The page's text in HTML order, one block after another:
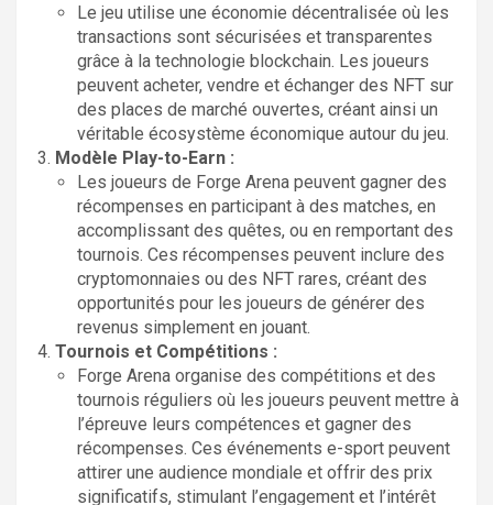
Le jeu utilise une économie décentralisée où les
transactions sont sécurisées et transparentes
grâce à la technologie blockchain. Les joueurs
peuvent acheter, vendre et échanger des NFT sur
des places de marché ouvertes, créant ainsi un
véritable écosystème économique autour du jeu.
Modèle Play-to-Earn :
Les joueurs de Forge Arena peuvent gagner des
récompenses en participant à des matches, en
accomplissant des quêtes, ou en remportant des
tournois. Ces récompenses peuvent inclure des
cryptomonnaies ou des NFT rares, créant des
opportunités pour les joueurs de générer des
revenus simplement en jouant.
Tournois et Compétitions :
Forge Arena organise des compétitions et des
tournois réguliers où les joueurs peuvent mettre à
l’épreuve leurs compétences et gagner des
récompenses. Ces événements e-sport peuvent
attirer une audience mondiale et offrir des prix
significatifs, stimulant l’engagement et l’intérêt